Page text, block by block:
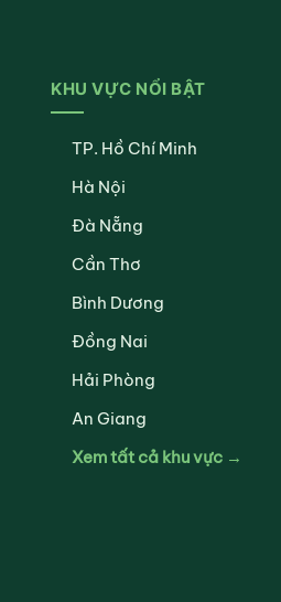
KHU VỰC NỔI BẬT
TP. Hồ Chí Minh
Hà Nội
Đà Nẵng
Cần Thơ
Bình Dương
Đồng Nai
Hải Phòng
An Giang
Xem tất cả khu vực →